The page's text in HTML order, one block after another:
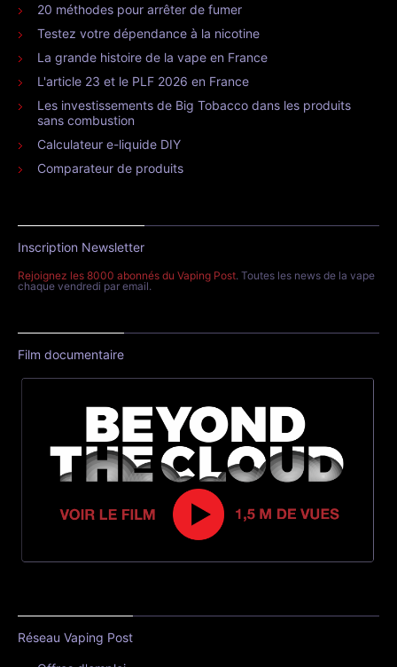
20 méthodes pour arrêter de fumer
Testez votre dépendance à la nicotine
La grande histoire de la vape en France
L'article 23 et le PLF 2026 en France
Les investissements de Big Tobacco dans les produits
sans combustion
Calculateur e-liquide DIY
Comparateur de produits
Inscription Newsletter
Rejoignez les 8000 abonnés du Vaping Post. Toutes les news de la vape
chaque vendredi par email.
Film documentaire
Réseau Vaping Post